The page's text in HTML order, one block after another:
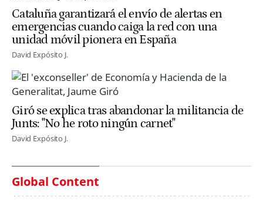
Cataluña garantizará el envío de alertas en
emergencias cuando caiga la red con una
unidad móvil pionera en España
David Expósito J.
Giró se explica tras abandonar la militancia de
Junts: "No he roto ningún carnet"
David Expósito J.
Global Content